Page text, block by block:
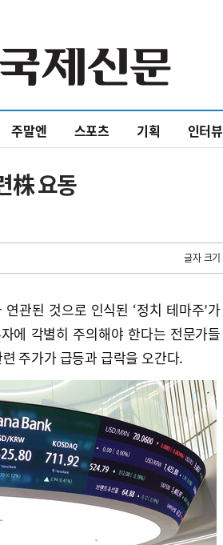
주말엔 스포츠 기획 인터뷰
株 요동
글자 크기
관된 것으로 인식된 ‘정치 테마주’가
에 각별히 주의해야 한다는 전문가들
주가가 급등과 급락을 오간다.